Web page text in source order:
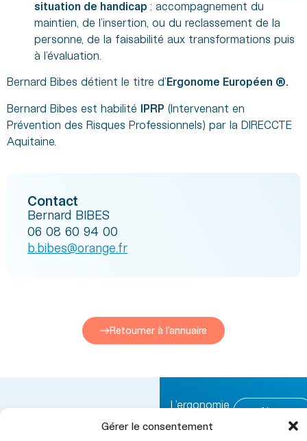
Gérer le consentement
situation de handicap : accompagnement du
maintien, de l’insertion, ou du reclassement de la
personne, de la faisabilité aux transformations puis
à l’évaluation.
Bernard Bibes détient le titre d’Ergonome Européen ®.
Bernard Bibes est habilité IPRP (Intervenant en
Prévention des Risques Professionnels) par la DIRECCTE
Aquitaine.
Contact
Bernard BIBES
06 08 60 94 00
b.bibes@orange.fr
Retourner à l’annuaire
L’ergonomie
Secteurs
Nous
contacter